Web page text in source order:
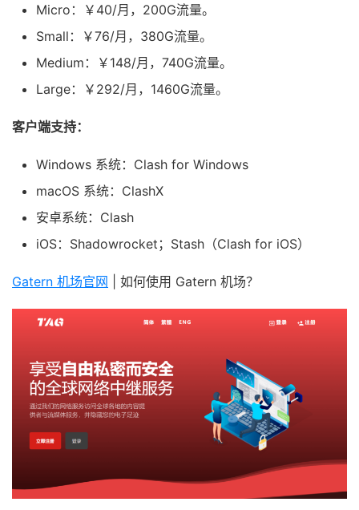
Micro：￥40/月，200G流量。
Small：￥76/月，380G流量。
Medium：￥148/月，740G流量。
Large：￥292/月，1460G流量。
客户端支持：
Windows 系统：Clash for Windows
macOS 系统：ClashX
安卓系统：Clash
iOS：Shadowrocket；Stash（Clash for iOS）
Gatern 机场官网 | 如何使用 Gatern 机场？